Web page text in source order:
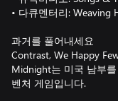
• 다큐멘터리: Weaving
과거를 풀어내세요
Contrast, We Happy
Midnight는 미국 남부
벤처 게임입니다.